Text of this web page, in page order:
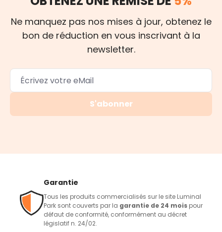
Ne manquez pas nos mises à jour, obtenez le
bon de réduction en vous inscrivant à la
newsletter.
S'abonner
Garantie
Tous les produits commercialisés sur le site Luminal
Park sont couverts par la garantie de 24 mois pour
défaut de conformité, conformément au décret
législatif n. 24/02.